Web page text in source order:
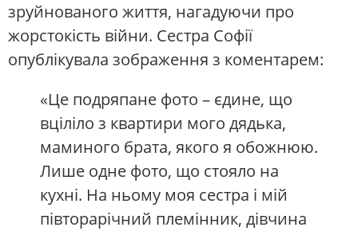
зруйнованого життя, нагадуючи про
жорстокість війни. Сестра Софії
опублікувала зображення з коментарем:
«Це подряпане фото – єдине, що
вціліло з квартири мого дядька,
маминого брата, якого я обожнюю.
Лише одне фото, що стояло на
кухні. На ньому моя сестра і мій
півторарічний племінник, дівчина